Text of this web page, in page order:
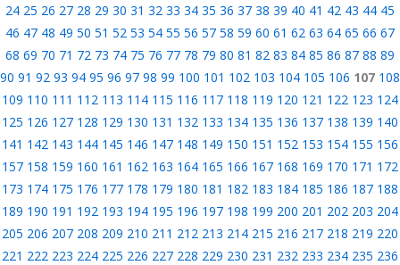
24 25 26 27 28 29 30 31 32 33 34 35 36 37 38 39 40 41 42 43 44 45
46 47 48 49 50 51 52 53 54 55 56 57 58 59 60 61 62 63 64 65 66 67
68 69 70 71 72 73 74 75 76 77 78 79 80 81 82 83 84 85 86 87 88 89
90 91 92 93 94 95 96 97 98 99 100 101 102 103 104 105 106 107 108
109 110 111 112 113 114 115 116 117 118 119 120 121 122 123 124
125 126 127 128 129 130 131 132 133 134 135 136 137 138 139 140
141 142 143 144 145 146 147 148 149 150 151 152 153 154 155 156
157 158 159 160 161 162 163 164 165 166 167 168 169 170 171 172
173 174 175 176 177 178 179 180 181 182 183 184 185 186 187 188
189 190 191 192 193 194 195 196 197 198 199 200 201 202 203 204
205 206 207 208 209 210 211 212 213 214 215 216 217 218 219 220
221 222 223 224 225 226 227 228 229 230 231 232 233 234 235 236